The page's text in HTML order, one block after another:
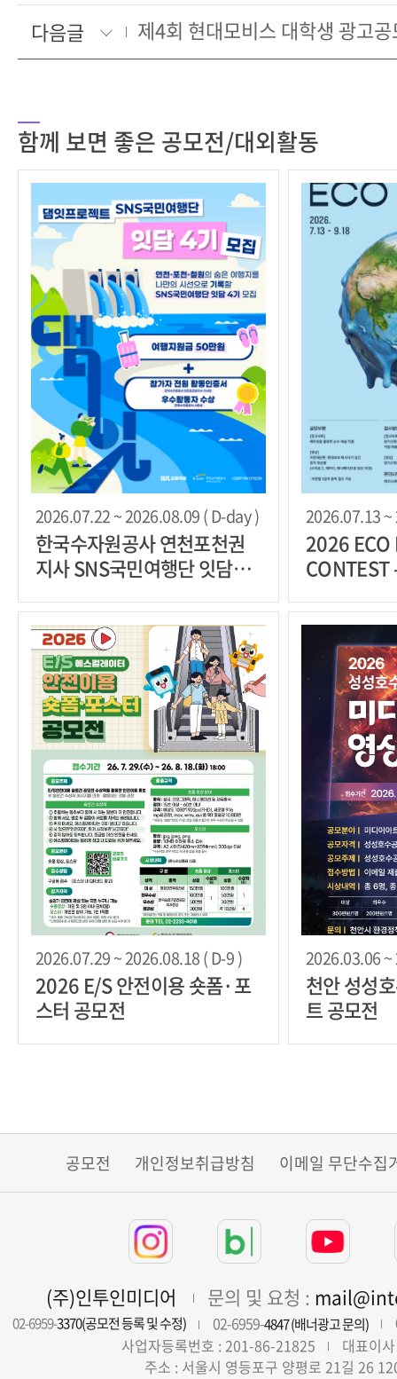
다음글 제4회 현대모비스 대학생 광고
함께 보면 좋은 공모전/대외활동
2026.07.22 ~ 2026.08.09 ( D-day )
한국수자원공사 연천포천권
지사 SNS국민여행단 잇담4기
2026.07.13 ~
2026 ECO
CONTEST
2026.07.29 ~ 2026.08.18 ( D-9 )
2026 E/S 안전이용 숏폼·포
스터 공모전
2026.03.06 ~
천안 성성
트 공모전
공모전 개인정보취급방침 이메일 무단수집
(주)인투인미디어 문의 및 요청 :
02-6959-3370(공모전 등록 및 수정) 02-6959-4847 (배너광고 문의)
사업자등록번호 : 201-86-21825
대표이
주소 : 서울시 영등포구 양평로 21길 26